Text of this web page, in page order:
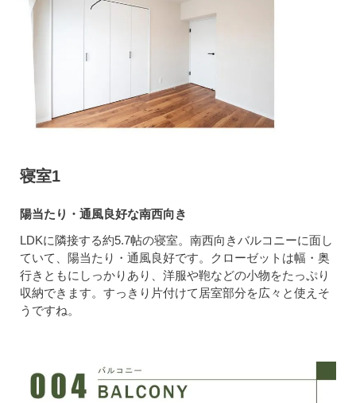
寝室1
陽当たり・通風良好な南西向き
LDKに隣接する約5.7帖の寝室。南西向きバルコニーに面し
ていて、陽当たり・通風良好です。クローゼットは幅・奥
行きともにしっかりあり、洋服や鞄などの小物をたっぷり
収納できます。すっきり片付けて居室部分を広々と使えそ
うですね。